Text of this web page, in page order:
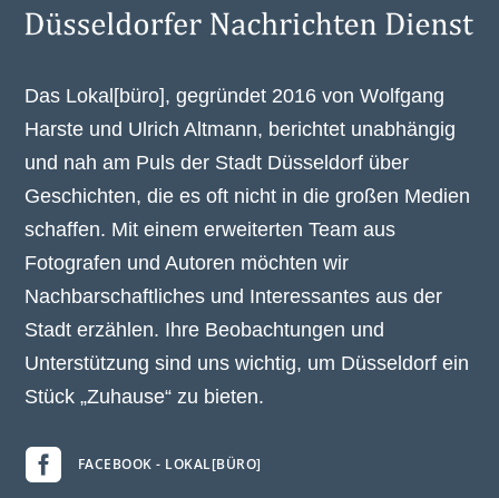
Das Lokal[büro], gegründet 2016 von Wolfgang
Harste und Ulrich Altmann, berichtet unabhängig
und nah am Puls der Stadt Düsseldorf über
Geschichten, die es oft nicht in die großen Medien
schaffen. Mit einem erweiterten Team aus
Fotografen und Autoren möchten wir
Nachbarschaftliches und Interessantes aus der
Stadt erzählen. Ihre Beobachtungen und
Unterstützung sind uns wichtig, um Düsseldorf ein
Stück „Zuhause“ zu bieten.
 FACEBOOK - LOKAL[BÜRO]